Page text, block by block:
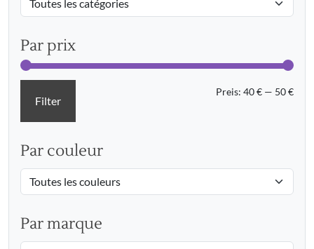
Par prix
Min.
Max.
Filter
Preis: 40 € — 50 €
Par couleur
Par marque